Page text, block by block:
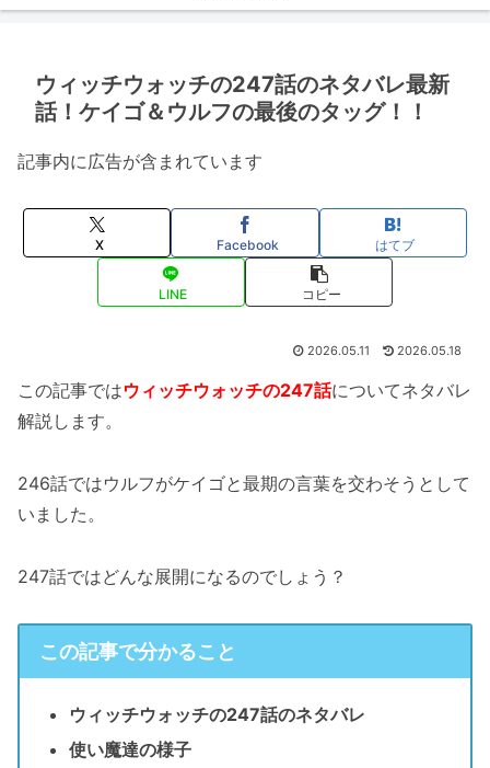
ウィッチウォッチの247話のネタバレ最新
話！ケイゴ＆ウルフの最後のタッグ！！
記事内に広告が含まれています
X Facebook はてブ
LINE コピー
2026.05.11 2026.05.18
この記事ではウィッチウォッチの247話についてネタバレ
解説します。
246話ではウルフがケイゴと最期の言葉を交わそうとして
いました。
247話ではどんな展開になるのでしょう？
この記事で分かること
ウィッチウォッチの247話のネタバレ
使い魔達の様子